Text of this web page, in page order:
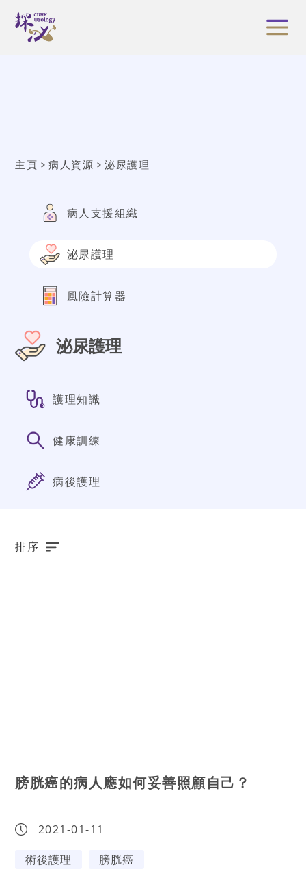
主頁 病人資源 泌尿護理
病人支援組織
泌尿護理
風險計算器
泌尿護理
護理知識
健康訓練
病後護理
排序
膀胱癌的病人應如何妥善照顧自己？
2021-01-11
術後護理
膀胱癌